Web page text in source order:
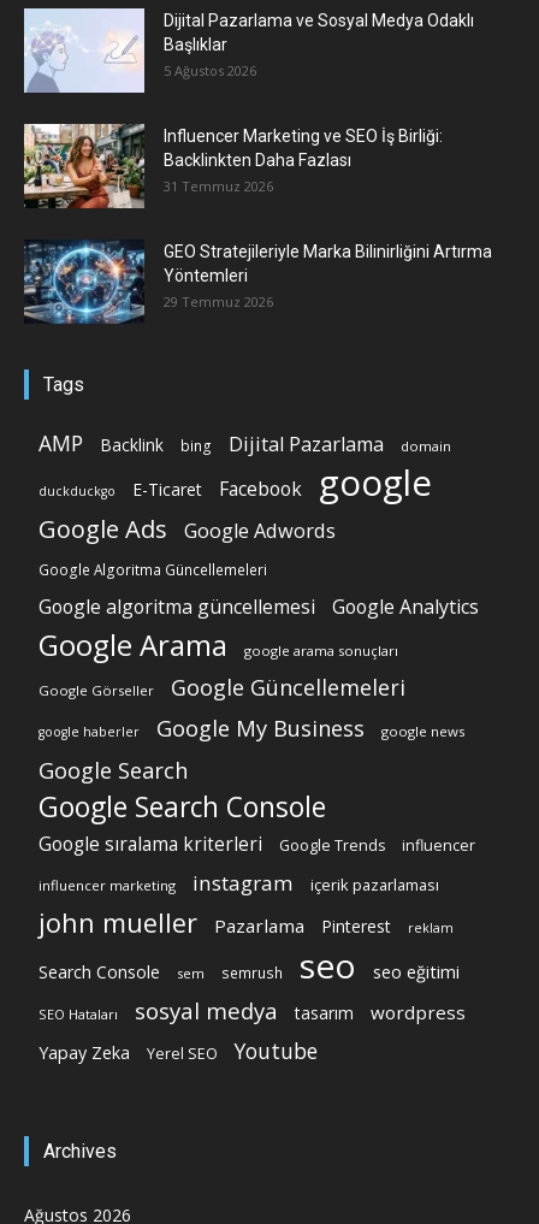
Dijital Pazarlama ve Sosyal Medya Odaklı
Başlıklar
5 Ağustos 2026
Influencer Marketing ve SEO İş Birliği:
Backlinkten Daha Fazlası
31 Temmuz 2026
GEO Stratejileriyle Marka Bilinirliğini Artırma
Yöntemleri
29 Temmuz 2026
Tags
AMP Backlink bing Dijital Pazarlama domain
duckduckgo E-Ticaret Facebook google
Google Ads Google Adwords
Google Algoritma Güncellemeleri
Google algoritma güncellemesi Google Analytics
Google Arama google arama sonuçları
Google Görseller Google Güncellemeleri
google haberler Google My Business google news
Google Search
Google Search Console
Google sıralama kriterleri Google Trends influencer
influencer marketing instagram içerik pazarlaması
john mueller Pazarlama Pinterest reklam
Search Console sem semrush seo seo eğitimi
SEO Hataları sosyal medya tasarım wordpress
Yapay Zeka Yerel SEO Youtube
Archives
Ağustos 2026